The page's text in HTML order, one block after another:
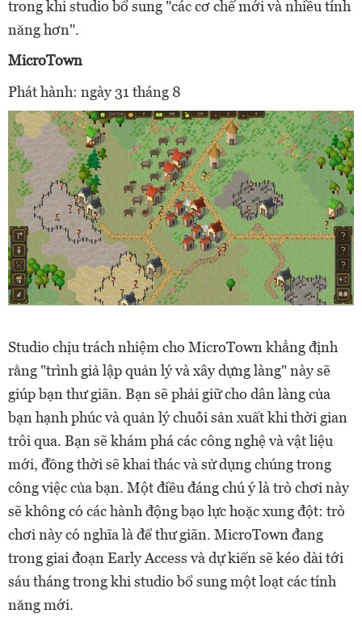
trong khi studio bổ sung "các cơ chế mới và nhiều tính
năng hơn".
MicroTown
Phát hành: ngày 31 tháng 8
Studio chịu trách nhiệm cho MicroTown khẳng định
rằng "trình giả lập quản lý và xây dựng làng" này sẽ
giúp bạn thư giãn. Bạn sẽ phải giữ cho dân làng của
bạn hạnh phúc và quản lý chuỗi sản xuất khi thời gian
trôi qua. Bạn sẽ khám phá các công nghệ và vật liệu
mới, đồng thời sẽ khai thác và sử dụng chúng trong
công việc của bạn. Một điều đáng chú ý là trò chơi này
sẽ không có các hành động bạo lực hoặc xung đột: trò
chơi này có nghĩa là để thư giãn. MicroTown đang
trong giai đoạn Early Access và dự kiến sẽ kéo dài tới
sáu tháng trong khi studio bổ sung một loạt các tính
năng mới.